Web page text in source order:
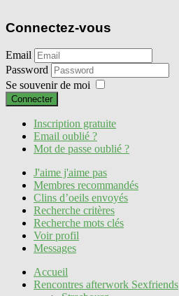
Connectez-vous
Email
Password
Se souvenir de moi
Connecter
Inscription gratuite
Email oublié ?
Mot de passe oublié ?
J'aime j'aime pas
Membres recommandés
Clins d’oeils envoyés
Recherche critères
Recherche mots clés
Voir profil
Messages
Accueil
Rencontres afterwork Sexfriends